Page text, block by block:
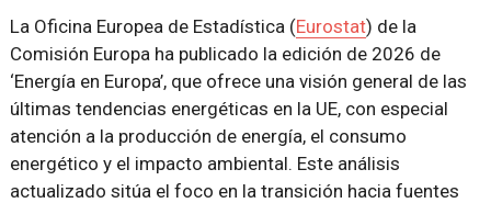
La Oficina Europea de Estadística (Eurostat) de la
Comisión Europa ha publicado la edición de 2026 de
‘Energía en Europa’, que ofrece una visión general de las
últimas tendencias energéticas en la UE, con especial
atención a la producción de energía, el consumo
energético y el impacto ambiental. Este análisis
actualizado sitúa el foco en la transición hacia fuentes